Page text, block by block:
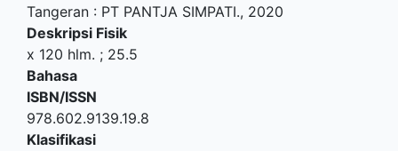
Tangeran : PT PANTJA SIMPATI., 2020
Deskripsi Fisik
x 120 hlm. ; 25.5
Bahasa
ISBN/ISSN
978.602.9139.19.8
Klasifikasi